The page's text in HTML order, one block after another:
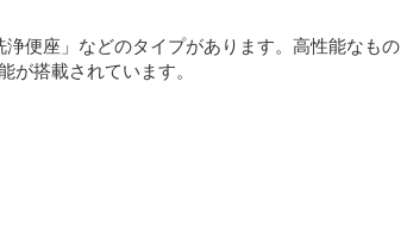
便座」などのタイプがあります。高性能なもの
が搭載されています。